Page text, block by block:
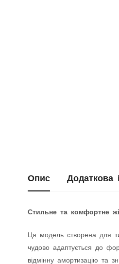
Опис Додаткова
Стильне та комфортне
Ця модель створена для
чудово адаптується до
відмінну амортизацію та